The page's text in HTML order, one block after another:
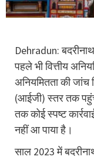
Dehradun:
पहले भी वित्तीय
अनियमितता की जांच
(आईजी) स्तर तक
तक कोई स्पष्ट
नहीं आ पाया है।
साल 2023 में